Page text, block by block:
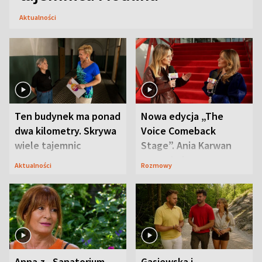
Aktualności
Ten budynek ma ponad
dwa kilometry. Skrywa
wiele tajemnic
Aktualności
Nowa edycja „The
Voice Comeback
Stage”. Ania Karwan
zapowiada
Rozmowy